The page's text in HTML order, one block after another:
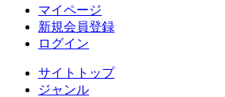
マイページ
新規会員登録
ログイン
サイトトップ
ジャンル